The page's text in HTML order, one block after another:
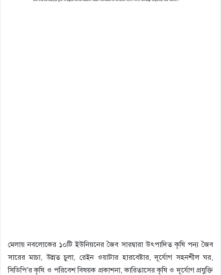
মেলায় নবলোকের ১০টি ইউনিয়নের জৈব সারদ্বারা উৎপাদিত কৃষি পন্য জৈব
সারের মাচা, উন্নত চুলা, রেইন ওয়াটার হারবেষ্টার, দূর্যোগ সহনশীল ঘর,
সিডিপি’র কৃষি ও পরিবেশ বিষয়ক প্রকাশনা, কারিতাসের কৃষি ও দূর্যোগ প্রযুক্তি